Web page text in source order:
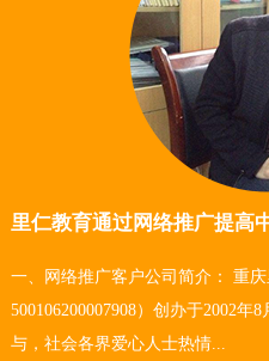
里仁教育通过网络推广提高
一、网络推广客户公司简介： 重
500106200007908）创办于2002
与，社会各界爱心人士热情...